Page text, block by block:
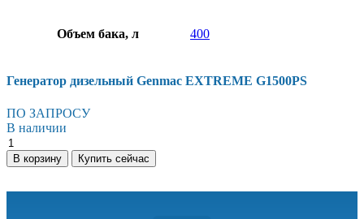
Объем бака, л 400
Генератор дизельный Genmac EXTREME G1500PS
ПО ЗАПРОСУ
В наличии
В корзину Купить сейчас